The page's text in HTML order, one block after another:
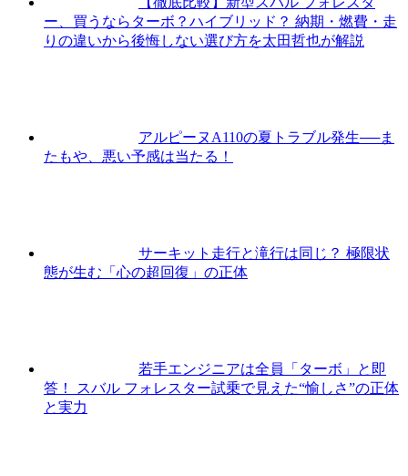
ー、買うならターボ？ハイブリッド？ 納期・燃費・走
りの違いから後悔しない選び方を太田哲也が解説
アルピーヌA110の夏トラブル発生──ま
たもや、悪い予感は当たる！
サーキット走行と滝行は同じ？ 極限状
態が生む「心の超回復」の正体
若手エンジニアは全員「ターボ」と即
答！ スバル フォレスター試乗で見えた“愉しさ”の正体
と実力